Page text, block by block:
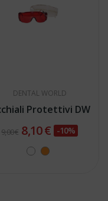
DENTAL WORLD
Protettivi DW
9,00 € 8,10 € -10%